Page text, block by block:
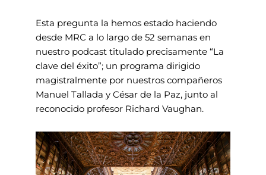
Esta pregunta la hemos estado haciendo
desde MRC a lo largo de 52 semanas en
nuestro podcast titulado precisamente “La
clave del éxito”; un programa dirigido
magistralmente por nuestros compañeros
Manuel Tallada y César de la Paz, junto al
reconocido profesor Richard Vaughan.